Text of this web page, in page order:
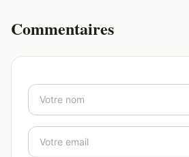
Commentaires